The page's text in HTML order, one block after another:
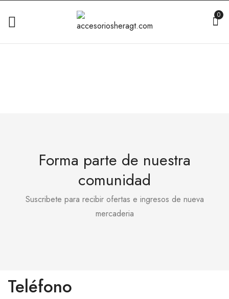
0
Forma parte de nuestra
comunidad
Suscribete para recibir ofertas e ingresos de nueva
mercaderia
Teléfono